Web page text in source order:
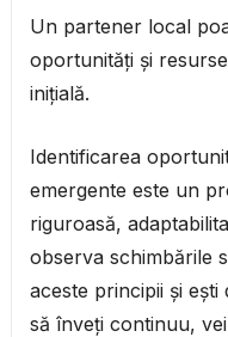
Un partener local
oportunități și
inițială.
Identificarea
emergente este un
riguroasă,
observa schimbările
aceste principii și ești
să înveți continuu,